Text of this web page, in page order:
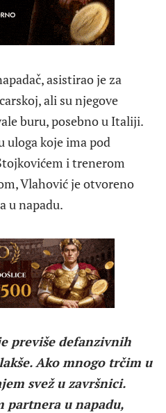
asistirao je za
ali su njegove
buru, posebno u Italiji.
uloga koje ima pod
i trenerom
Vlahović je otvoreno
u napadu.
previše defanzivnih
Ako mnogo trčim u
svež u završnici.
partnera u napadu,